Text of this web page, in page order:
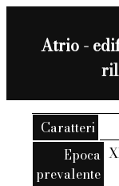
Atrio -
Caratteri
Epoca
prevalente